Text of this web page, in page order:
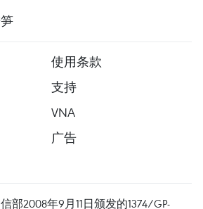
使用条款
支持
VNA
广告
部2008年9月11日颁发的1374/GP-